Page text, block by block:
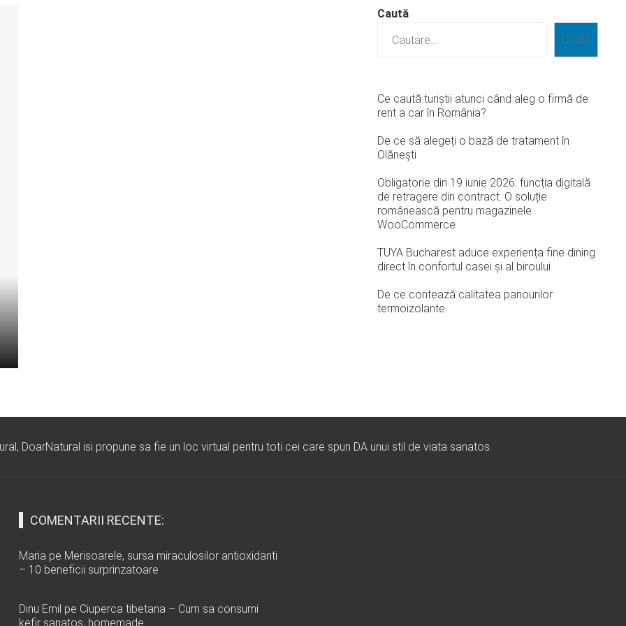
Caută
Caută
Ce caută turiștii atunci când aleg o firmă de
rent a car în România?
De ce să alegeți o bază de tratament în
Olănești
Obligatorie din 19 iunie 2026: funcția digitală
de retragere din contract. O soluție
românească pentru magazinele
WooCommerce
TUYA Bucharest aduce experiența fine dining
direct în confortul casei și al biroului
De ce contează calitatea panourilor
termoizolante
DoarNatural isi propune sa fie un loc virtual pentru toti cei care spun DA unui stil de viata sanatos.
COMENTARII RECENTE:
Maria pe Merisoarele, sursa miraculosilor antioxidanti
– 10 beneficii surprinzatoare
Dinu Emil pe Ciuperca tibetana – Cum sa consumi
kefir sanatos, homemade